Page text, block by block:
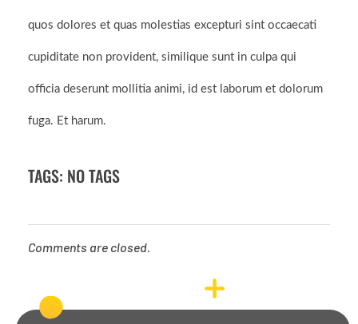
quos dolores et quas molestias excepturi sint occaecati
cupiditate non provident, similique sunt in culpa qui
officia deserunt mollitia animi, id est laborum et dolorum
fuga. Et harum.
TAGS: NO TAGS
Comments are closed.